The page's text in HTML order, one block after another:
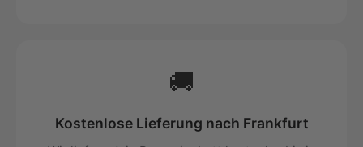
🚚
Kostenlose Lieferung nach Frankfurt